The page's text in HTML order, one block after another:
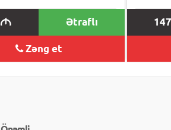
M Ətraflı
Zəng et
147